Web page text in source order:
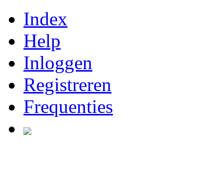
Index
Help
Inloggen
Registreren
Frequenties